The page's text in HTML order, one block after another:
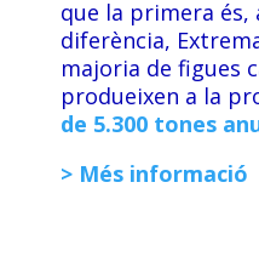
que la primera
diferència,
majoria de figues
produeixen a la
de 5.300 tones
> Més informació